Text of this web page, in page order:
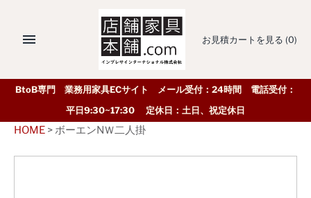
お見積カートを見る (0)
BtoB専門 業務用家具ECサイト メール受付：24時間 電話受付：
平日9:30~17:30 定休日：土日、祝定休日
HOME >ボーエンNＷ二人掛